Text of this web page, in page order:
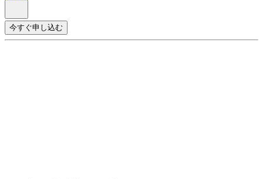
今すぐ申し込む